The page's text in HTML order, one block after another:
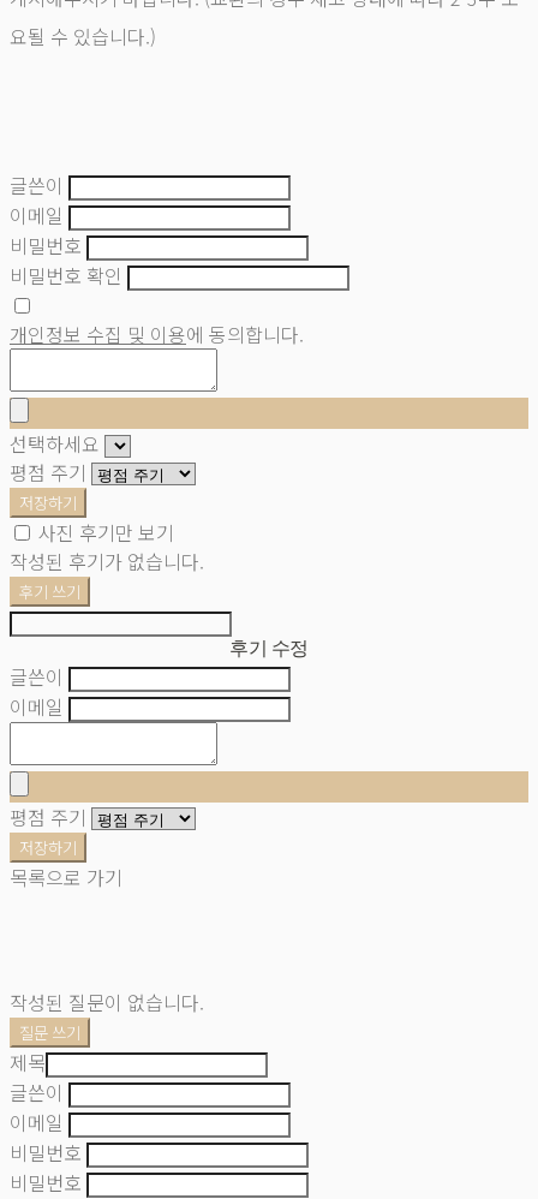
요될 수 있습니다.)
글쓴이
이메일
비밀번호
비밀번호 확인
개인정보 수집 및 이용에 동의합니다.
선택하세요
평점 주기
저장하기
사진 후기만 보기
작성된 후기가 없습니다.
후기 쓰기
후기 수정
글쓴이
이메일
평점 주기
저장하기
목록으로 가기
작성된 질문이 없습니다.
질문 쓰기
제목
글쓴이
이메일
비밀번호
비밀번호